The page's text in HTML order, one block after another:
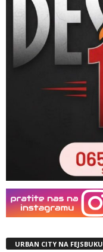
URBAN CITY NA FEJSBUKU